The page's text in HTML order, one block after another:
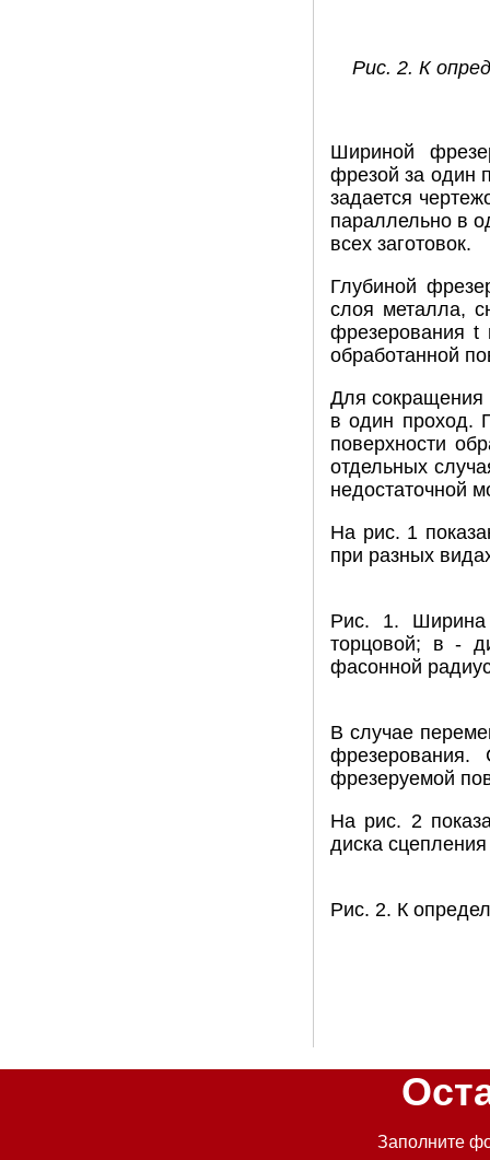
Рис. 2. К
Шириной
фрезой за один
задается
параллельно в
всех заготовок.
Глубиной
слоя металла,
фрезерования t
обработанной
Для сокращения
в один проход.
поверхности
отдельных
недостаточной
На рис. 1
при разных
Рис. 1. Ширина
торцовой; в -
фасонной
В случае
фрезеруемой
На рис. 2
диска
Рис. 2. К
Заполните